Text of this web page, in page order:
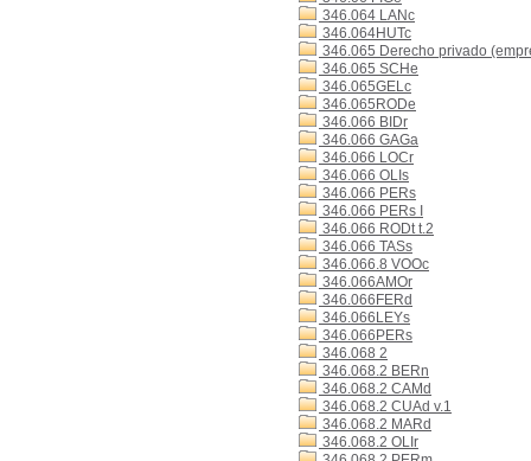
346.064 LANc
346.064HUTc
346.065 Derecho privado
346.065 SCHe
346.065GELc
346.065RODe
346.066 BIDr
346.066 GAGa
346.066 LOCr
346.066 OLIs
346.066 PERs
346.066 PERs I
346.066 RODt t.2
346.066 TASs
346.066.8 VOOc
346.066AMOr
346.066FERd
346.066LEYs
346.066PERs
346.068 2
346.068.2 BERn
346.068.2 CAMd
346.068.2 CUAd v.1
346.068.2 MARd
346.068.2 OLIr